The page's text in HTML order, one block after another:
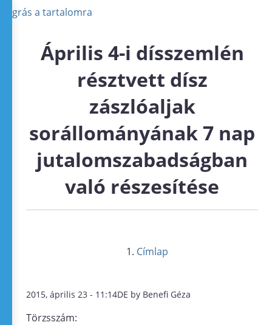
Ugrás a tartalomra
Április 4-i dísszemlén
résztvett dísz
zászlóaljak
sorállományának 7 nap
jutalomszabadságban
való részesítése
Címlap
2015, április 23 - 11:14DE by Benefi Géza
Törzsszám: